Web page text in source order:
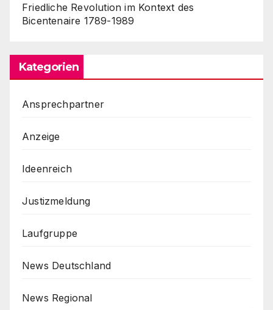
Friedliche Revolution im Kontext des
Bicentenaire 1789-1989
Kategorien
Ansprechpartner
Anzeige
Ideenreich
Justizmeldung
Laufgruppe
News Deutschland
News Regional